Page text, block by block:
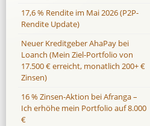
17,6 % Rendite im Mai 2026 (P2P-
Rendite Update)
Neuer Kreditgeber AhaPay bei
Loanch (Mein Ziel-Portfolio von
17.500 € erreicht, monatlich 200+ €
Zinsen)
16 % Zinsen-Aktion bei Afranga –
Ich erhöhe mein Portfolio auf 8.000
€